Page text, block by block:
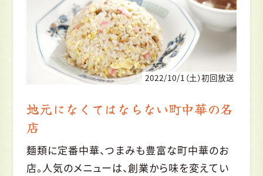
2022/10/1（土）初回放送
地元になくてはならない町中華の名
店
麺類に定番中華、つまみも豊富な町中華のお
店。人気のメニューは、創業から味を変えてい